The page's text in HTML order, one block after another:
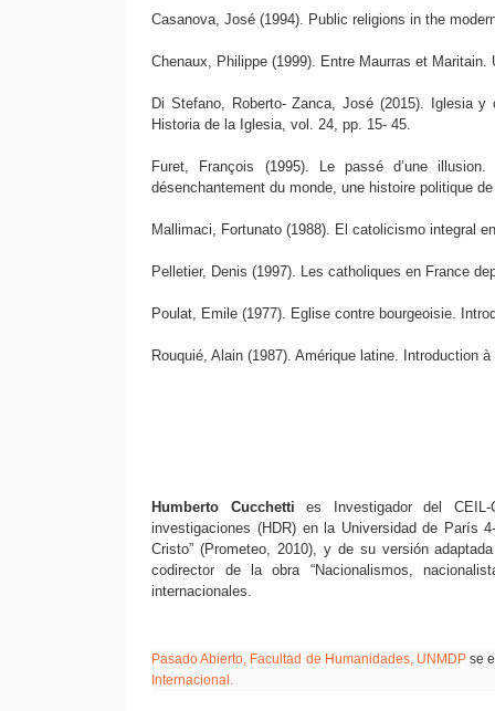
Casanova, José (1994). Public religions in the
Chenaux, Philippe (1999). Entre Maurras et
Di Stefano, Roberto- Zanca, José (2015). Iglesia
Historia de la Iglesia, vol. 24, pp. 15- 45.
Furet, François (1995). Le passé d’une
désenchantement du monde, une histoire politique
Mallimaci, Fortunato (1988). El catolicismo integral
Pelletier, Denis (1997). Les catholiques en France
Poulat, Emile (1977). Eglise contre bourgeoisie.
Rouquié, Alain (1987). Amérique latine. Introduction
Humberto Cucchetti es Investigador del CEIL-
investigaciones (HDR) en la Universidad de París
Cristo” (Prometeo, 2010), y de su versión
codirector de la obra “Nacionalismos,
internacionales.
Pasado Abierto, Facultad de Humanidades, UNMDPse
Internacional.